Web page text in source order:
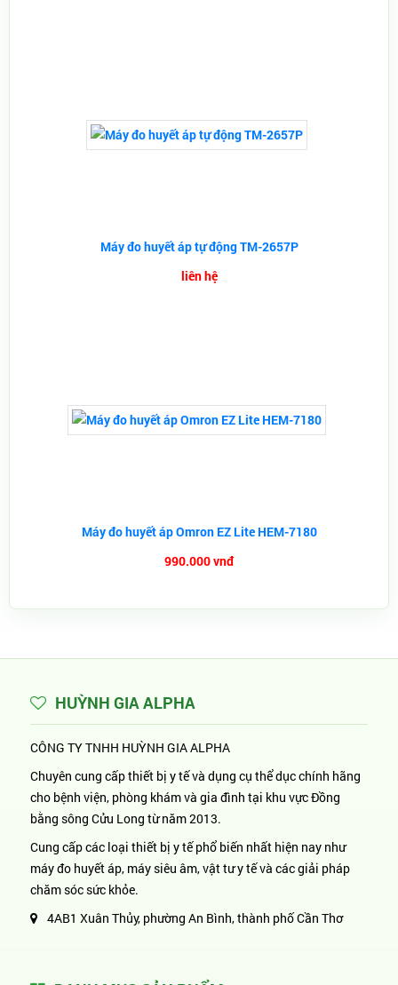
Máy đo huyết áp tự động TM-2657P
liên hệ
Máy đo huyết áp Omron EZ Lite HEM-7180
990.000 vnđ
HUỲNH GIA ALPHA
CÔNG TY TNHH HUỲNH GIA ALPHA
Chuyên cung cấp thiết bị y tế và dụng cụ thể dục chính hãng
cho bệnh viện, phòng khám và gia đình tại khu vực Đồng
bằng sông Cửu Long từ năm 2013.
Cung cấp các loại thiết bị y tế phổ biến nhất hiện nay như
máy đo huyết áp, máy siêu âm, vật tư y tế và các giải pháp
chăm sóc sức khỏe.
4AB1 Xuân Thủy, phường An Bình, thành phố Cần Thơ